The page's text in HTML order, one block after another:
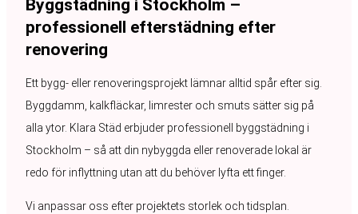
Byggstädning i Stockholm –
professionell efterstädning efter
renovering
Ett bygg- eller renoveringsprojekt lämnar alltid spår efter sig.
Byggdamm, kalkfläckar, limrester och smuts sätter sig på
alla ytor. Klara Städ erbjuder professionell byggstädning i
Stockholm – så att din nybyggda eller renoverade lokal är
redo för inflyttning utan att du behöver lyfta ett finger.
Vi anpassar oss efter projektets storlek och tidsplan.